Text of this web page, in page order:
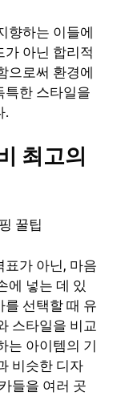
향하는 이들에
아닌 합리적
으로써 환경에
특한 스타일을
.
최고의
꿀팁
표가 아닌, 마음
에 넣는 데 있
를 선택할 때 유
스타일을 비교
는 아이템의 기
비슷한 디자
들을 여러 곳